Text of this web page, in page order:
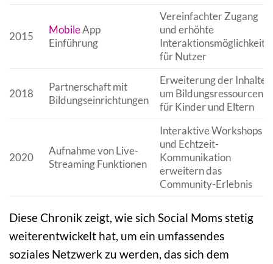
2015
MobileApp
Einführung
Vereinfachter Zugang
und erhöhte
für Nutzer
2018
Partnerschaft mit
Bildungseinrichtungen
Erweiterung der Inhalte
um Bildungsressourcen
für Kinder und Eltern
2020
Aufnahme von Live-
Streaming Funktionen
Interaktive Workshops
und Echtzeit-
Kommunikation
erweitern das
Community-Erlebnis
Diese Chronik zeigt, wie sich Social Moms stetig
weiterentwickelt hat, um ein umfassendes
soziales Netzwerk zu werden, das sich dem